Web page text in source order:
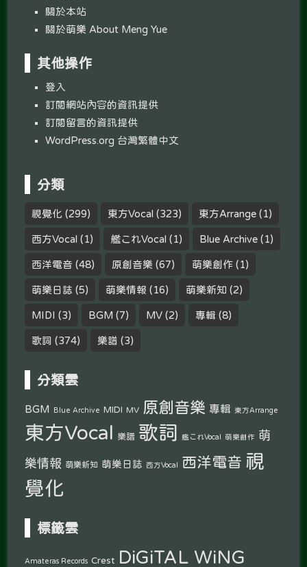
關於本站
關於萌樂 About Meng Yue
其他操作
登入
訂閱網站內容的資訊提供
訂閱留言的資訊提供
WordPress.org 台灣繁體中文
分類
視覺化 (299) 東方Vocal (323) 東方Arrange (1)
西方Vocal (1) 艦これVocal (1) Blue Archive (1)
西洋電音 (48) 原創音樂 (67) 萌樂創作 (1)
萌樂日誌 (5) 萌樂情報 (16) 萌樂新知 (2)
MIDI (3) BGM (7) MV (2) 專輯 (8)
歌詞 (374) 樂譜 (3)
分類雲
BGM Blue Archive MIDI MV 原創音樂 專輯 東方Arrange
東方Vocal 樂譜 歌詞 艦これVocal 萌樂創作 萌
樂情報 萌樂新知 萌樂日誌 西方Vocal 西洋電音 視
覺化
標籤雲
Amateras Records Crest DiGiTAL WiNG